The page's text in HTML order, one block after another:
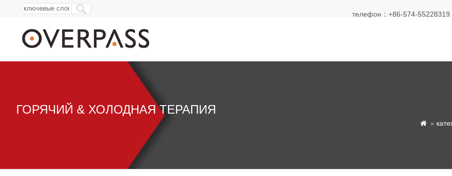
телефон：+86-574-
ГОРЯЧИЙ & ХОЛОДНАЯ ТЕРАПИЯ
 »